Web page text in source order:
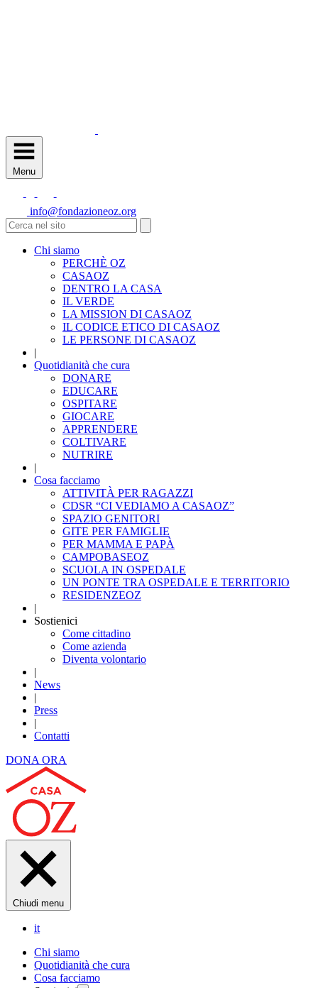
Menu
info@fondazioneoz.org
Chi siamo
PERCHÈ OZ
CASAOZ
DENTRO LA CASA
IL VERDE
LA MISSION DI CASAOZ
IL CODICE ETICO DI CASAOZ
LE PERSONE DI CASAOZ
|
Quotidianità che cura
DONARE
EDUCARE
OSPITARE
GIOCARE
APPRENDERE
COLTIVARE
NUTRIRE
|
Cosa facciamo
ATTIVITÀ PER RAGAZZI
CDSR “CI VEDIAMO A CASAOZ”
SPAZIO GENITORI
GITE PER FAMIGLIE
PER MAMMA E PAPÀ
CAMPOBASEOZ
SCUOLA IN OSPEDALE
UN PONTE TRA OSPEDALE E TERRITORIO
RESIDENZEOZ
|
Sostienici
Come cittadino
Come azienda
Diventa volontario
|
News
|
Press
|
Contatti
DONA ORA
Chiudi menu
it
Chi siamo
Quotidianità che cura
Cosa facciamo